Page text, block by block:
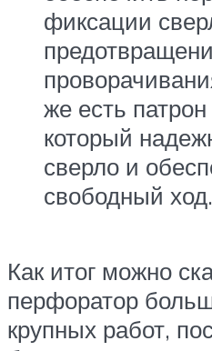
фиксации
же есть патрон
который
сверло и
свободный ход.
Как итог можно
перфоратор
крупных работ,